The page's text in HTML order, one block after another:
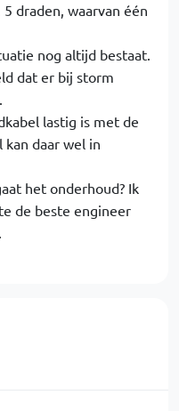
draden, waarvan één
nog altijd bestaat.
dat er bij storm
lastig is met de
daar wel in
het onderhoud? Ik
de beste engineer